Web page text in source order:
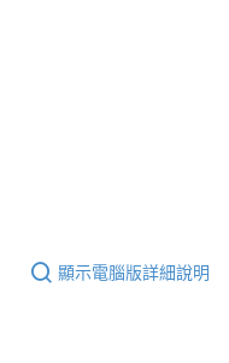
顯示電腦版詳細說明